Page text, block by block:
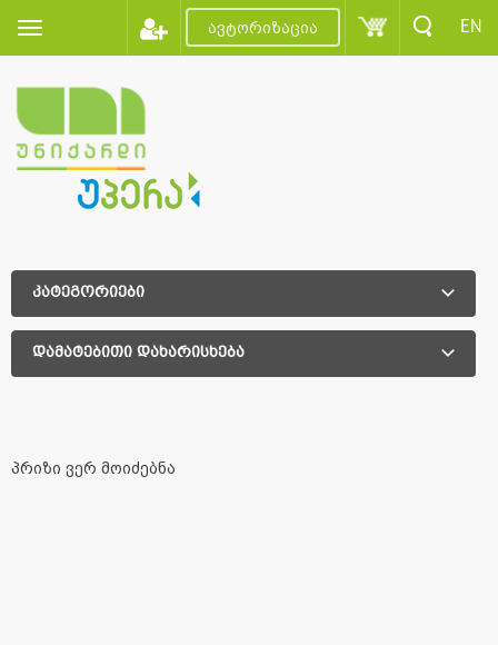
ავტორიზაცია EN
კატეგორიები
დამატებითი დახარისხება
პრიზი ვერ მოიძებნა